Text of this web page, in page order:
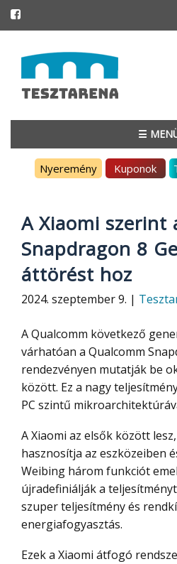
to
content
☰
Nyeremény Kuponok
A Xiaomi szerint
Snapdragon 8
áttörést hoz
2024. szeptember 9. |
A Qualcomm következő
várhatóan a Qualcomm
rendezvényen mutatják be
között. Ez a nagy
PC szintű
A Xiaomi az elsők között lesz, aki az új chipet
hasznosítja az eszközeiben
Weibing három funkciót
újradefiniálják a
szuper teljesítmény és
energiafogyasztás.
Ezek a Xiaomi átfogó rendszermag